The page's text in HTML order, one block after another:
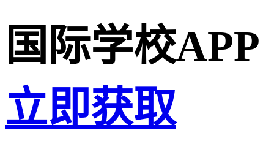
国际学校APP
立即获取